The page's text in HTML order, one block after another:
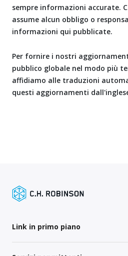
sempre informazioni accurate.
assume alcun obbligo o
informazioni qui pubblicate.
Per fornire i nostri
pubblico globale nel modo più
affidiamo alle traduzioni
questi aggiornamenti
Link in primo piano